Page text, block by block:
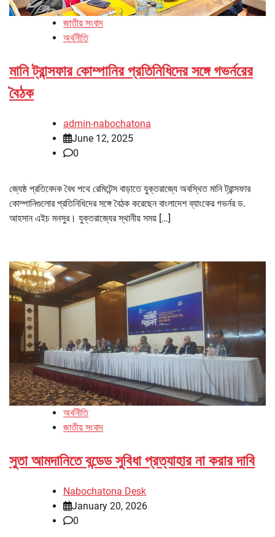
জাতীয় সংবাদ
অর্থনীতি
মানি ট্রান্সফার কোম্পানির প্রতিনিধিদের সঙ্গে গভর্নরের
বৈঠক
admin-nabochatona
June 12, 2025
0
জ্যেষ্ঠ প্রতিবেদক বৈধ পথে রেমিটেন্স বাড়াতে যুক্তরাজ্যে অবস্থিত মানি ট্রান্সফার
কোম্পানিগুলোর প্রতিনিধিদের সঙ্গে বৈঠক করেছেন বাংলাদেশ ব্যাংকের গভর্নর ড.
আহসান এইচ মনসুর। যুক্তরাজ্যের স্থানীয় সময় […]
অর্থনীতি
জাতীয় সংবাদ
সুতা আমদানিতে বন্ডেড সুবিধা প্রত্যাহার না করার দাবি
Nabochatona Desk
January 20, 2026
0